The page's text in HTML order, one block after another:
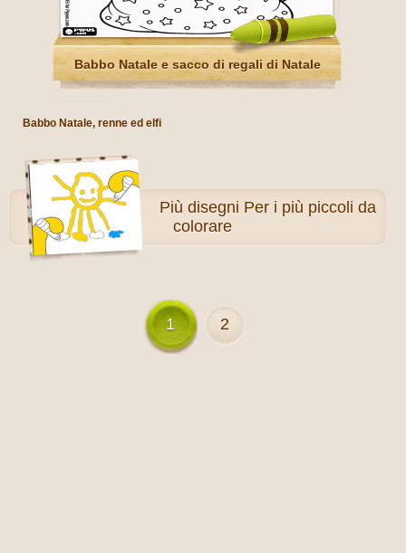
Babbo Natale e sacco di regali di Natale
Babbo Natale, renne ed elfi
Piùdisegni Per i più piccoli da
colorare
1 2